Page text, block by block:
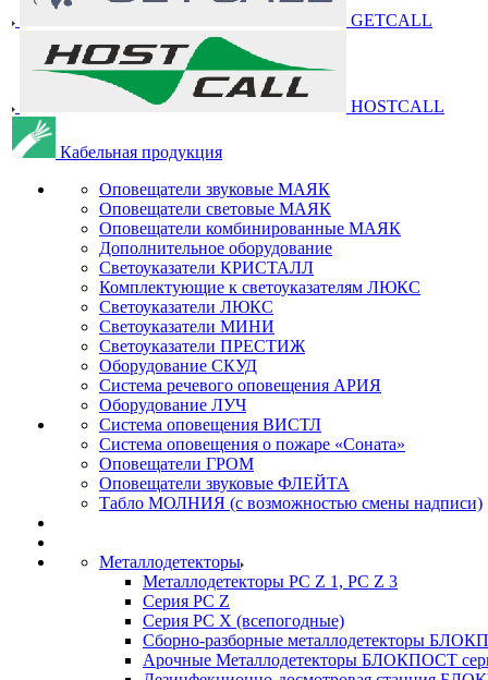
GETCALL
HOSTCALL
Кабельная продукция
Оповещатели звуковые МАЯК
Оповещатели световые МАЯК
Оповещатели комбинированные МАЯК
Дополнительное оборудование
Светоуказатели КРИСТАЛЛ
Комплектующие к светоуказателям ЛЮКС
Светоуказатели ЛЮКС
Светоуказатели МИНИ
Светоуказатели ПРЕСТИЖ
Оборудование СКУД
Система речевого оповещения АРИЯ
Оборудование ЛУЧ
Система оповещения ВИСТЛ
Система оповещения о пожаре «Соната»
Оповещатели ГРОМ
Оповещатели звуковые ФЛЕЙТА
Табло МОЛНИЯ (с возможностью смены надписи)
Металлодетекторы
Металлодетекторы РС Z 1, PC Z 3
Серия РС Z
Серия РС X (всепогодные)
Сборно-разборные металлодетекторы
Арочные Металлодетекторы БЛОКПОСТ